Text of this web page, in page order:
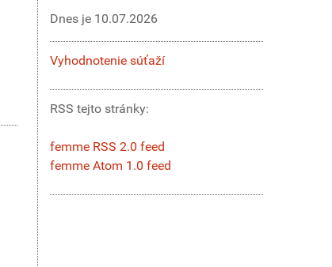
Dnes je 10.07.2026
Vyhodnotenie súťaží
RSS tejto stránky:
femme RSS 2.0 feed
femme Atom 1.0 feed